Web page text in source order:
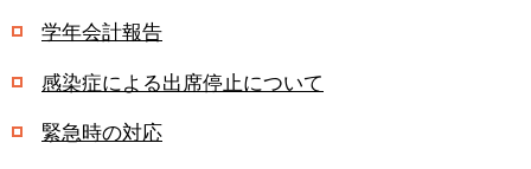
学年会計報告
感染症による出席停止について
緊急時の対応